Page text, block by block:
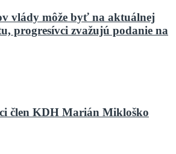
vlády môže byť na aktuálnej
progresívci zvažujú podanie na
člen KDH Marián Mikloško